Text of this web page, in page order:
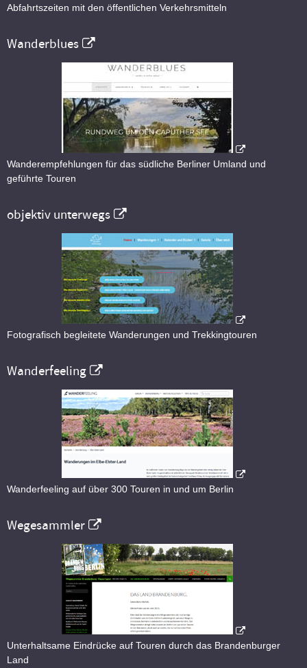
Abfahrtszeiten mit den öffentlichen Verkehrsmitteln
Wanderblues
Wanderempfehlungen für das südliche Berliner Umland und
geführte Touren
objektiv unterwegs
Fotografisch begleitete Wanderungen und Trekkingtouren
Wanderfeeling
Wanderfeeling auf über 300 Touren in und um Berlin
Wegesammler
Unterhaltsame Eindrücke auf Touren durch das Brandenburger
Land